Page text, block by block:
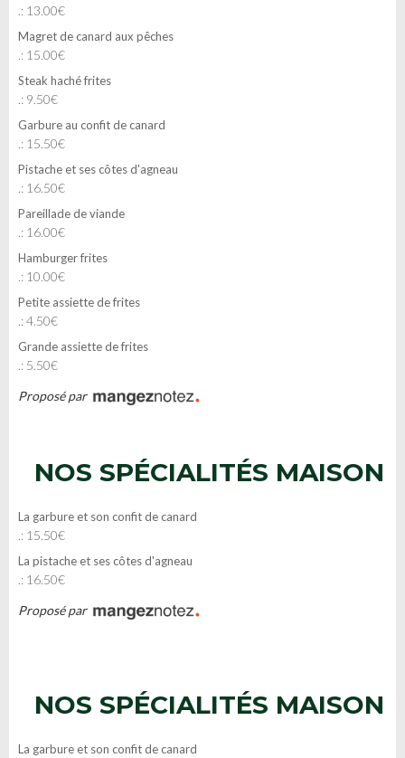
.: 13.00€
Magret de canard aux pêches
.: 15.00€
Steak haché frites
.: 9.50€
Garbure au confit de canard
.: 15.50€
Pistache et ses côtes d'agneau
.: 16.50€
Pareillade de viande
.: 16.00€
Hamburger frites
.: 10.00€
Petite assiette de frites
.: 4.50€
Grande assiette de frites
.: 5.50€
Proposé par
NOS SPÉCIALITÉS MAISON
La garbure et son confit de canard
.: 15.50€
La pistache et ses côtes d'agneau
.: 16.50€
Proposé par
NOS SPÉCIALITÉS MAISON
La garbure et son confit de canard